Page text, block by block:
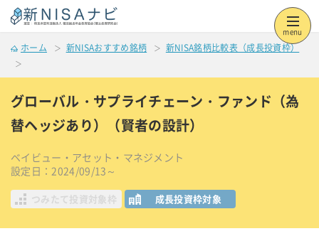
menu
ホーム 新NISAおすすめ銘柄 新NISA銘柄比較表（成長投資枠）
グローバル・サプライチェーン・ファンド（為
替ヘッジあり）（賢者の設計）
ベイビュー・アセット・マネジメント
設定日：2024/09/13～
つみたて投資対象枠 成長投資枠対象